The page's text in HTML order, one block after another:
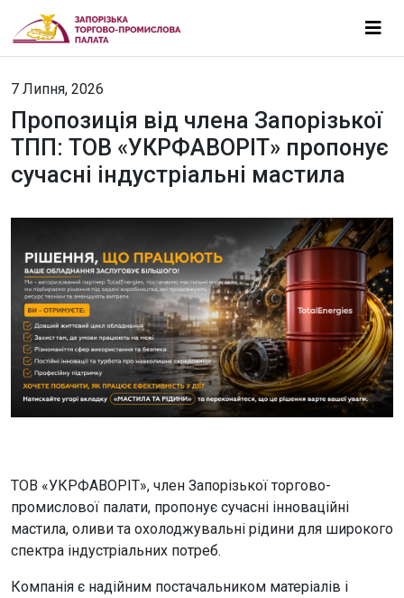
7 Липня, 2026
Пропозиція від члена Запорізької
ТПП: ТОВ «УКРФАВОРІТ» пропонує
сучасні індустріальні мастила
ТОВ «УКРФАВОРІТ», член Запорізької торгово-
промислової палати, пропонує сучасні інноваційні
мастила, оливи та охолоджувальні рідини для широкого
спектра індустріальних потреб.
Компанія є надійним постачальником матеріалів і